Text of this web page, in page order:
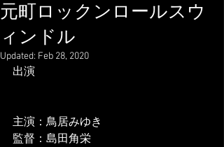
元町ロックンロールスウ
ィンドル
Updated: Feb 28, 2020
出演
主演：鳥居みゆき
監督：島田角栄